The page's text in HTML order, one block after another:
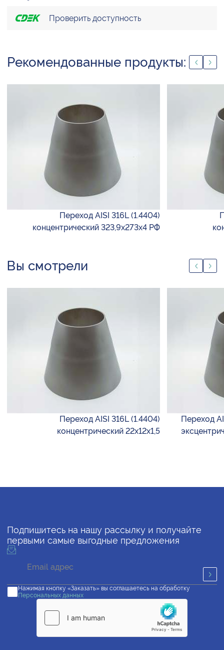
Проверить доступность
Рекомендованные продукты:
Переход AISI 316L (1.4404)
концентрический 323,9х273х4 РФ
Вы смотрели
Переход AISI 316L (1.4404)
концентрический 22х12х1,5
Переход
Подпишитесь на нашу рассылку и получайте
первыми самые выгодные предложения
Нажимая кнопку «Заказать» вы соглашаетесь на обработку
Персональных данных